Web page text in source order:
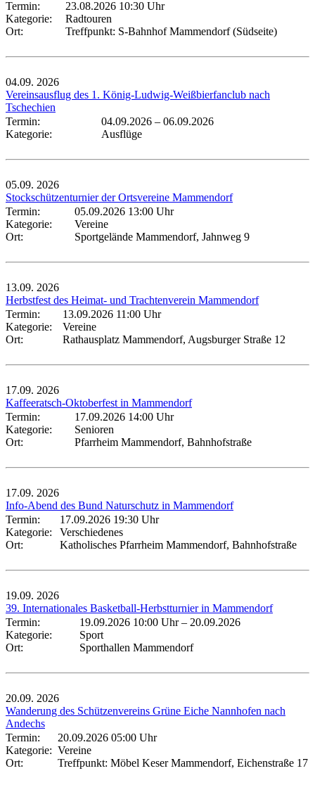
Termin:
23.08.2026 10:30 Uhr
Kategorie:
Radtouren
Ort:
Treffpunkt: S-Bahnhof Mammendorf (Südseite)
04.09. 2026
Vereinsausflug des 1. König-Ludwig-Weißbierfanclub nach
Tschechien
Termin:
04.09.2026 – 06.09.2026
Kategorie:
Ausflüge
05.09. 2026
Stockschützenturnier der Ortsvereine Mammendorf
Termin:
05.09.2026 13:00 Uhr
Kategorie:
Vereine
Ort:
Sportgelände Mammendorf, Jahnweg 9
13.09. 2026
Herbstfest des Heimat- und Trachtenverein Mammendorf
Termin:
13.09.2026 11:00 Uhr
Kategorie:
Vereine
Ort:
Rathausplatz Mammendorf, Augsburger Straße 12
17.09. 2026
Kaffeeratsch-Oktoberfest in Mammendorf
Termin:
17.09.2026 14:00 Uhr
Kategorie:
Senioren
Ort:
Pfarrheim Mammendorf, Bahnhofstraße
17.09. 2026
Info-Abend des Bund Naturschutz in Mammendorf
Termin:
17.09.2026 19:30 Uhr
Kategorie:
Verschiedenes
Ort:
Katholisches Pfarrheim Mammendorf, Bahnhofstraße
19.09. 2026
39. Internationales Basketball-Herbstturnier in Mammendorf
Termin:
19.09.2026 10:00 Uhr– 20.09.2026
Kategorie:
Sport
Ort:
Sporthallen Mammendorf
20.09. 2026
Wanderung des Schützenvereins Grüne Eiche Nannhofen nach
Andechs
Termin:
20.09.2026 05:00 Uhr
Kategorie: Vereine
Ort:
Treffpunkt: Möbel Keser Mammendorf, Eichenstraße 17